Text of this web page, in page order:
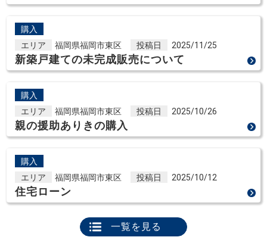
購入
エリア
福岡県福岡市東区 投稿日 2025/11/25
新築戸建ての未完成販売について
購入
エリア
福岡県福岡市東区 投稿日 2025/10/26
親の援助ありきの購入
購入
エリア
福岡県福岡市東区 投稿日 2025/10/12
住宅ローン
一覧を見る